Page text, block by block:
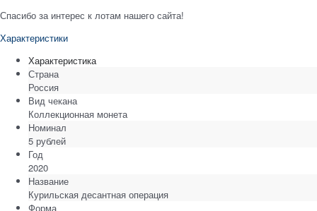
Спасибо за интерес к лотам нашего сайта!
Характеристики
Характеристика
Страна
Россия
Вид чекана
Коллекционная монета
Номинал
5 рублей
Год
2020
Название
Курильская десантная операция
Форма